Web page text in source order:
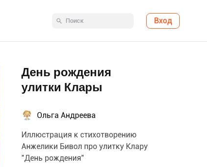
Вход
День рождения
улитки Клары
Ольга Андреева
Иллюстрация к стихотворению
Анжелики Бивол про улитку Клару
"День рождения"